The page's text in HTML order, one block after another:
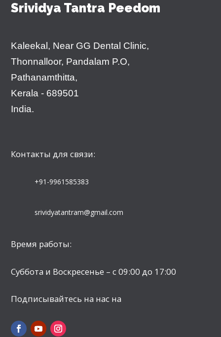
Srividya Tantra Peedom
Kaleekal, Near GG Dental Clinic,
Thonnalloor, Pandalam P.O,
Pathanamthitta,
Kerala - 689501
India.
Контакты для связи:
+91-9961585383
srividyatantram@gmail.com
Время работы:
Суббота и Воскресенье – с 09:00 до 17:00
Подписывайтесь на нас на